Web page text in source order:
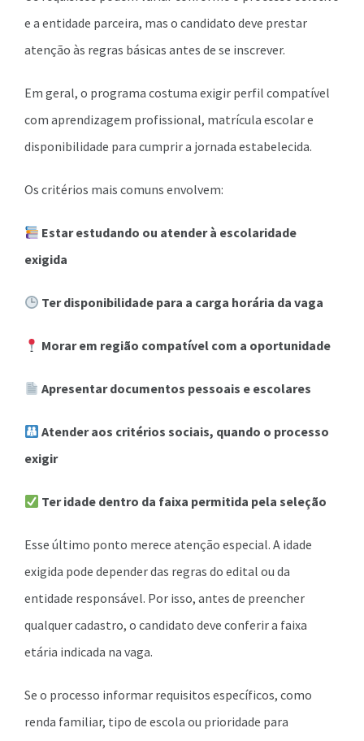
e a entidade parceira, mas o candidato deve prestar
atenção às regras básicas antes de se inscrever.
Em geral, o programa costuma exigir perfil compatível
com aprendizagem profissional, matrícula escolar e
disponibilidade para cumprir a jornada estabelecida.
Os critérios mais comuns envolvem:
Estar estudando ou atender à escolaridade
exigida
Ter disponibilidade para a carga horária da vaga
Morar em região compatível com a oportunidade
Apresentar documentos pessoais e escolares
Atender aos critérios sociais, quando o processo
exigir
Ter idade dentro da faixa permitida pela seleção
Esse último ponto merece atenção especial. A idade
exigida pode depender das regras do edital ou da
entidade responsável. Por isso, antes de preencher
qualquer cadastro, o candidato deve conferir a faixa
etária indicada na vaga.
Se o processo informar requisitos específicos, como
renda familiar, tipo de escola ou prioridade para